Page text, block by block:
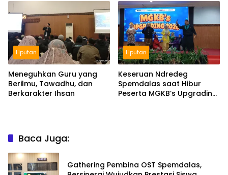
Liputan
Meneguhkan Guru yang
Berilmu, Tawadhu, dan
Berkarakter Ihsan
Liputan
Keseruan Ndredeg
Spemdalas saat Hibur
Peserta MGKB’s Upgrading
Baca Juga:
Gathering Pembina OST Spemdalas,